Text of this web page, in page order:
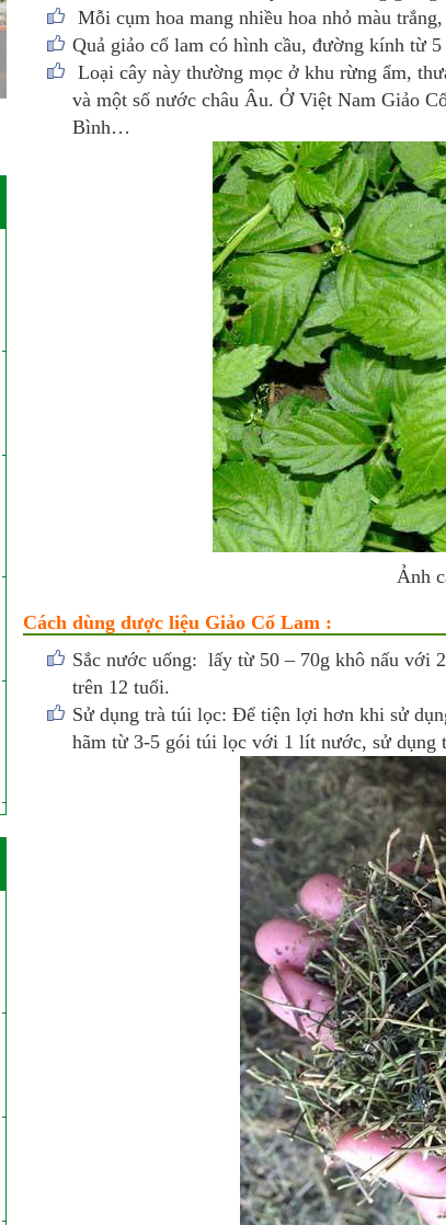
Mỗi cụm hoa mang nhiều hoa nhỏ màu
Quả giảo cổ lam có hình cầu, đường kính từ
Loại cây này thường mọc ở khu rừng ẩm,
và một số nước châu Âu. Ở Việt Nam Giảo
Bình…
Ảnh
Cách dùng dược liệu Giảo Cổ Lam :
Sắc nước uống: lấy từ 50 – 70g khô nấu với
trên 12 tuổi.
Sử dụng trà túi lọc: Để tiện lợi hơn khi sử
hãm từ 3-5 gói túi lọc với 1 lít nước, sử dụng